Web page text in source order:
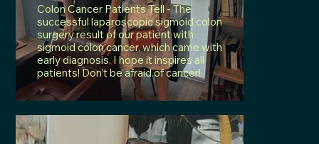
Colon Cancer Patients Tell - The
successful laparoscopic sigmoid colon
surgery result of our patient with
sigmoid colon cancer, which came with
early diagnosis. I hope it inspires all
patients! Don't be afraid of cancer!